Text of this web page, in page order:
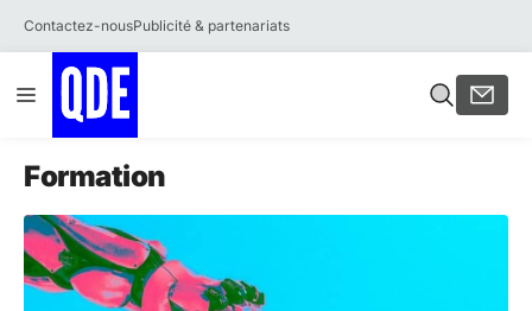
Contactez-nousPublicité & partenariats
au
contenu
Menu
Formation